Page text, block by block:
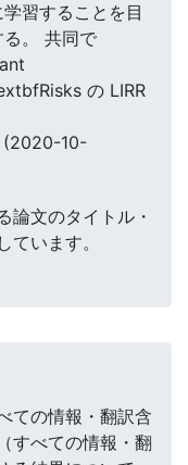
習することを目
。 共同で
の LIRR
(2020-10-
論文のタイトル・
います。
ての情報・翻訳含
すべての情報・翻